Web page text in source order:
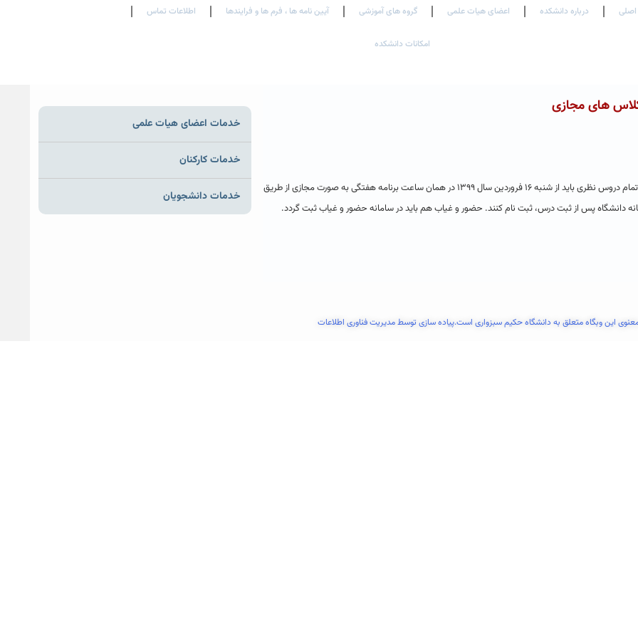
درباره دانشکده اعضای هیات علمی گروه های آموزشی آیین نامه ها ، فرم ها و فرایندها اطلاعات تماس
امکانات دانشکده
های مجازی
با سلام. طبق نامه جدید وزارت، و مصوبه امروز شورای آموزشی و تحصیلات تکمیلی، تمام دروس نظری باید از شنبه ۱۶ فروردین سال ۱۳۹۹ در همان ساعت برنامه هفتگی به صورت مجازی از طریق
دانشگاه پس از ثبت درس، ثبت نام کنند. حضور و غیاب هم باید در سامانه حضور و غیاب ثبت گردد.
خدمات اعضای هیات علمی
خدمات کارکنان
خدمات دانشجویان
این وبگاه متعلق به دانشگاه حکیم سبزواری است.پیاده سازی توسط مدیریت فناوری اطلاعات